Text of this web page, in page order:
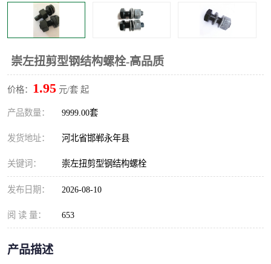
崇左扭剪型钢结构螺栓-高品质
价格： 1.95 元/套 起
产品数量： 9999.00套
发货地址： 河北省邯郸永年县
关键词： 崇左扭剪型钢结构螺栓
发布日期： 2026-08-10
阅 读 量： 653
产品描述